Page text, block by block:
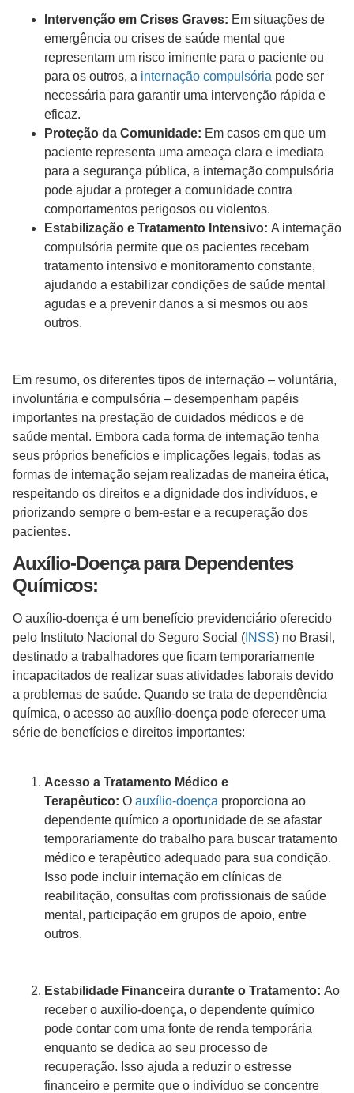
Intervenção em Crises Graves: Em situações de
emergência ou crises de saúde mental que
representam um risco iminente para o paciente ou
para os outros, a internação compulsória pode ser
necessária para garantir uma intervenção rápida e
eficaz.
Proteção da Comunidade: Em casos em que um
paciente representa uma ameaça clara e imediata
para a segurança pública, a internação compulsória
pode ajudar a proteger a comunidade contra
comportamentos perigosos ou violentos.
Estabilização e Tratamento Intensivo: A internação
compulsória permite que os pacientes recebam
tratamento intensivo e monitoramento constante,
ajudando a estabilizar condições de saúde mental
agudas e a prevenir danos a si mesmos ou aos
outros.
Em resumo, os diferentes tipos de internação – voluntária,
involuntária e compulsória – desempenham papéis
importantes na prestação de cuidados médicos e de
saúde mental. Embora cada forma de internação tenha
seus próprios benefícios e implicações legais, todas as
formas de internação sejam realizadas de maneira ética,
respeitando os direitos e a dignidade dos indivíduos, e
priorizando sempre o bem-estar e a recuperação dos
pacientes.
Auxílio-Doença para Dependentes
Químicos:
O auxílio-doença é um benefício previdenciário oferecido
pelo Instituto Nacional do Seguro Social ( INSS) no Brasil,
destinado a trabalhadores que ficam temporariamente
incapacitados de realizar suas atividades laborais devido
a problemas de saúde. Quando se trata de dependência
química, o acesso ao auxílio-doença pode oferecer uma
série de benefícios e direitos importantes:
Acesso a Tratamento Médico e
Terapêutico: O auxílio-doença proporciona ao
dependente químico a oportunidade de se afastar
temporariamente do trabalho para buscar tratamento
médico e terapêutico adequado para sua condição.
Isso pode incluir internação em clínicas de
reabilitação, consultas com profissionais de saúde
mental, participação em grupos de apoio, entre
outros.
Estabilidade Financeira durante o Tratamento: Ao
receber o auxílio-doença, o dependente químico
pode contar com uma fonte de renda temporária
enquanto se dedica ao seu processo de
recuperação. Isso ajuda a reduzir o estresse
financeiro e permite que o indivíduo se concentre